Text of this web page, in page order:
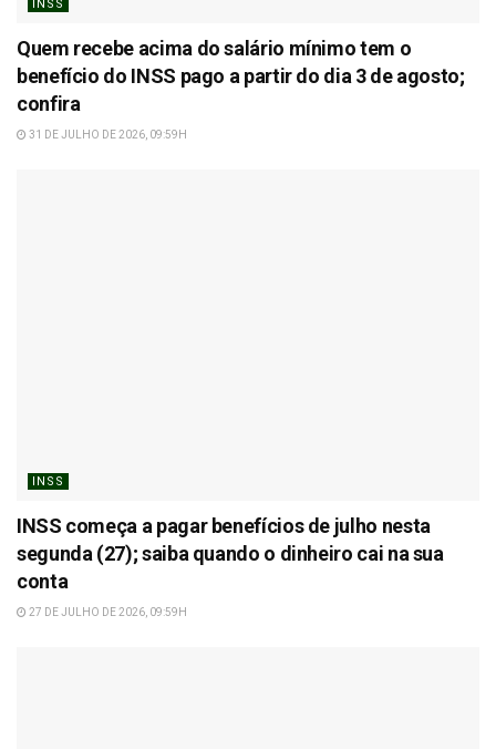
INSS
Quem recebe acima do salário mínimo tem o
benefício do INSS pago a partir do dia 3 de agosto;
confira
31 DE JULHO DE 2026, 09:59H
INSS
INSS começa a pagar benefícios de julho nesta
segunda (27); saiba quando o dinheiro cai na sua
conta
27 DE JULHO DE 2026, 09:59H